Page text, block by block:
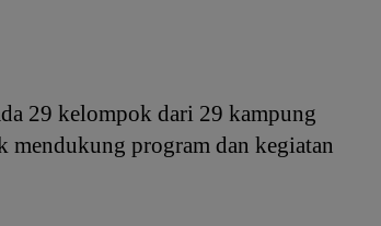
29 kelompok dari 29 kampung
mendukung program dan kegiatan